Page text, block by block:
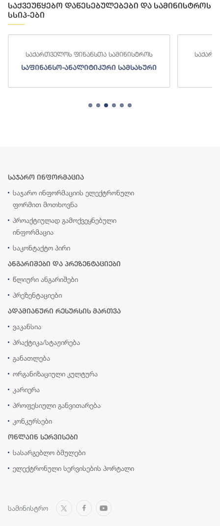
საქვეუწყებო დაწესებულებები და სამინისტროს
სსიპ-ები
საქართველოს ფინანსთა სამინისტროს
საფინანსო-ანალიტიკური სამსახური
საჯარო ინფორმაცია
საჯარო ინფორმაციის ელექტრონული
ფორმით მოთხოვნა
პროაქტიულად გამოქვეყნებული
ინფორმაცია
საკონტაქტო პირი
ანგარიშები და პრეზენტაციები
წლიური ანგარიშები
პრეზენტაციები
ადამიანური რესურსის მართვა
ვაკანსია
პრაქტიკა/სტაჟირება
განათლება
ორგანიზაციული კულტურა
კარიერა
პროფესიული განვითარება
კონკურსები
ონლაინ სერვისები
სასარგებლო ბმულები
ელექტრონული სერვისების პორტალი
სამინისტრო